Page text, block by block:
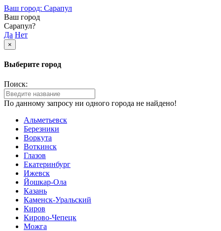
Ваш город: Сарапул
Ваш город
Сарапул?
Да Нет
×
Выберите город
Поиск:
По данному запросу ни одного города не найдено!
Альметьевск
Березники
Воркута
Воткинск
Глазов
Екатеринбург
Ижевск
Йошкар-Ола
Казань
Каменск-Уральский
Киров
Кирово-Чепецк
Можга